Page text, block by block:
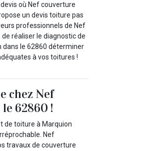
où Nef couverture
un devis toiture pas
professionnels de Nef
réaliser le diagnostic de
dans le 62860 déterminer
à vos toitures !
chez Nef
62860 !
de toiture à Marquion
Nef
travaux de couverture